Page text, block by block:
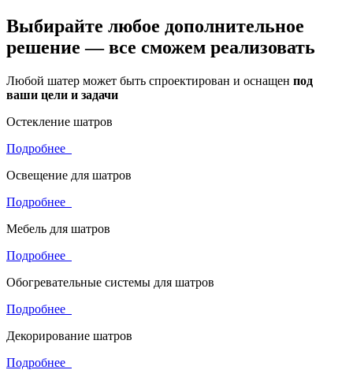
Выбирайте любое дополнительное
решение —все сможем реализовать
Любой шатер может быть спроектирован и оснащен под
ваши цели и задачи
Остекление шатров
Подробнее
Освещение для шатров
Подробнее
Мебель для шатров
Подробнее
Обогревательные системы для шатров
Подробнее
Декорирование шатров
Подробнее